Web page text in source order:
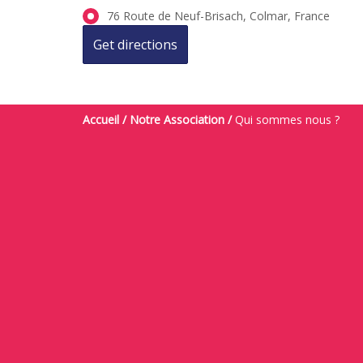
76 Route de Neuf-Brisach, Colmar, France
Accueil / Notre Association /Qui sommes nous ?